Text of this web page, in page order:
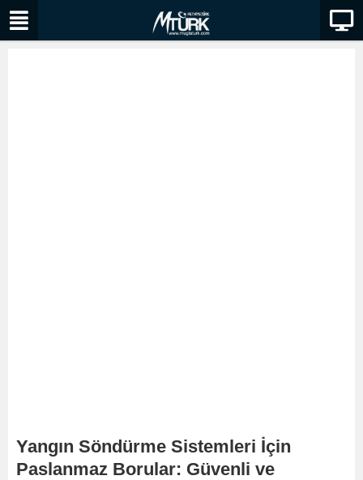
Yangın Söndürme Sistemleri İçin
Paslanmaz Borular: Güvenli ve